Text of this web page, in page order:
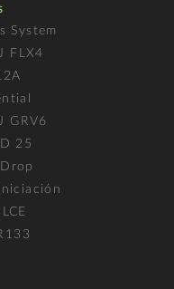
System
FLX4
GRV6
25